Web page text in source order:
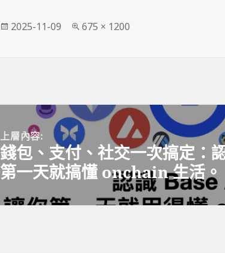
發
2025-11-09
完
675 × 1200
上層內容:
錢包、支付、社交一次搞定：
第一天就搞懂 onchain 生活。